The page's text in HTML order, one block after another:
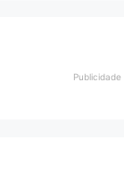
Publicidade